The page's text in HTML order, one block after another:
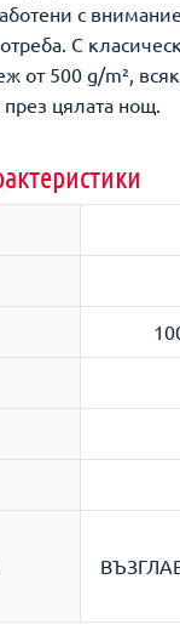
с
С
от 500 g/m²,
цялата нощ.